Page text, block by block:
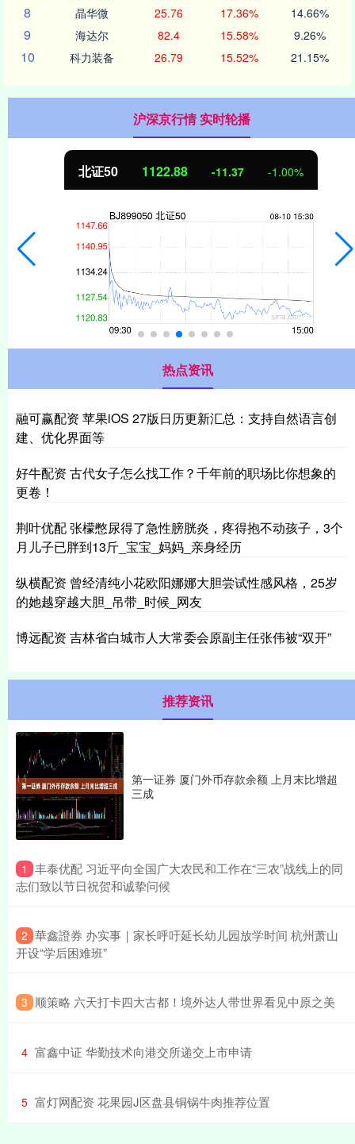
8 晶华微 25.76 17.36% 14.66%
9 海达尔 82.4 15.58% 9.26%
10 科力装备 26.79 15.52% 21.15%
沪深京行情 实时轮播
北证50 1122.88 -11.37 -1.00%
热点资讯
融可赢配资 苹果iOS 27版日历更新汇总：支持自然语言创
建、优化界面等
好牛配资 古代女子怎么找工作？千年前的职场比你想象的
更卷！
荆叶优配 张檬憋尿得了急性膀胱炎，疼得抱不动孩子，3个
月儿子已胖到13斤_宝宝_妈妈_亲身经历
纵横配资 曾经清纯小花欧阳娜娜大胆尝试性感风格，25岁
的她越穿越大胆_吊带_时候_网友
博远配资 吉林省白城市人大常委会原副主任张伟被“双开”
推荐资讯
第一证券 厦门外币存款余额 上月末比增超
三成
1 ​丰泰优配 习近平向全国广大农民和工作在“三农”战线上的同
志们致以节日祝贺和诚挚问候
2 ​華鑫證券 办实事｜家长呼吁延长幼儿园放学时间 杭州萧山
开设“学后困难班”
3 ​顺策略 六天打卡四大古都！境外达人带世界看见中原之美
4 ​富鑫中证 华勤技术向港交所递交上市申请
5 ​富灯网配资 花果园J区盘县铜锅牛肉推荐位置